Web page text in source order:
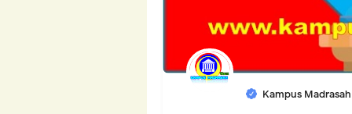
Kampus Madrasah